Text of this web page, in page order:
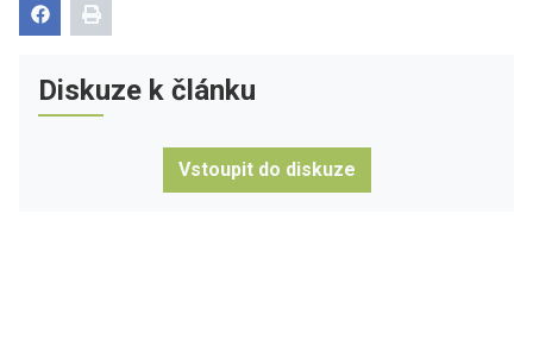
Diskuze k článku
Vstoupit do diskuze